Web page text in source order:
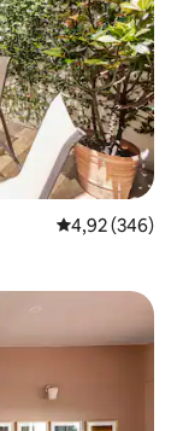
4,92 de uma
4,92 (346)